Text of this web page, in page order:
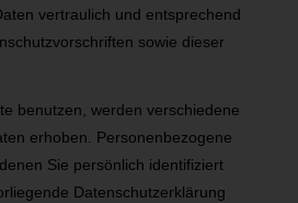
vertraulich und entsprechend
sowie dieser
benutzen, werden verschiedene
erhoben. Personenbezogene
Sie persönlich identifiziert
Datenschutzerklärung